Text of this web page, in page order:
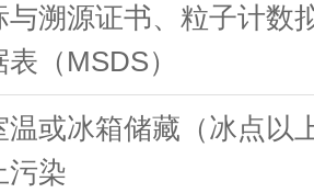
与溯源证书、粒子计数
表（MSDS）
温或冰箱储藏（冰点以
污染